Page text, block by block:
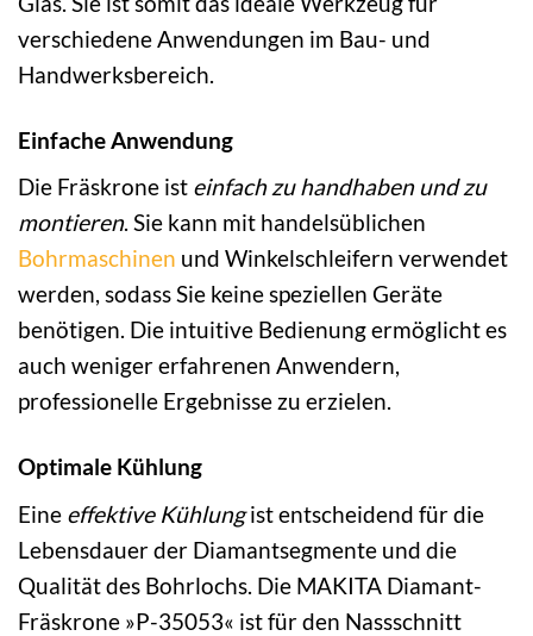
verschiedene Anwendungen im Bau- und
Handwerksbereich.
Einfache Anwendung
Die Fräskrone ist einfach zu handhaben und zu
montieren. Sie kann mit handelsüblichen
Bohrmaschinen und Winkelschleifern verwendet
werden, sodass Sie keine speziellen Geräte
benötigen. Die intuitive Bedienung ermöglicht es
auch weniger erfahrenen Anwendern,
professionelle Ergebnisse zu erzielen.
Optimale Kühlung
Eine effektive Kühlungist entscheidend für die
Lebensdauer der Diamantsegmente und die
Qualität des Bohrlochs. Die MAKITA Diamant-
Fräskrone »P-35053« ist für den Nassschnitt